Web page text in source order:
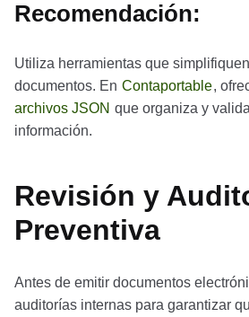
Recomendación:
Utiliza herramientas que
documentos. En Contaportable,
archivos JSON que organiza y
información.
Revisión y
Preventiva
Antes de emitir documentos
auditorías internas para garantizar